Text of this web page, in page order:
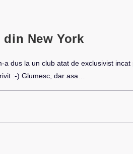
din New York
a dus la un club atat de exclusivist
:-) Glumesc, dar asa…